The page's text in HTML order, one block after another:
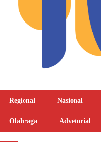
Regional Nasional
Olahraga Advetorial